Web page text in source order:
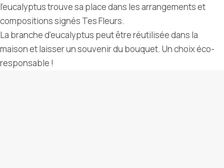
l’eucalyptus trouve sa place dans les arrangements et
compositions signés Tes Fleurs.
La branche d’eucalyptus peut être réutilisée dans la
maison et laisser un souvenir du bouquet. Un choix éco-
responsable !